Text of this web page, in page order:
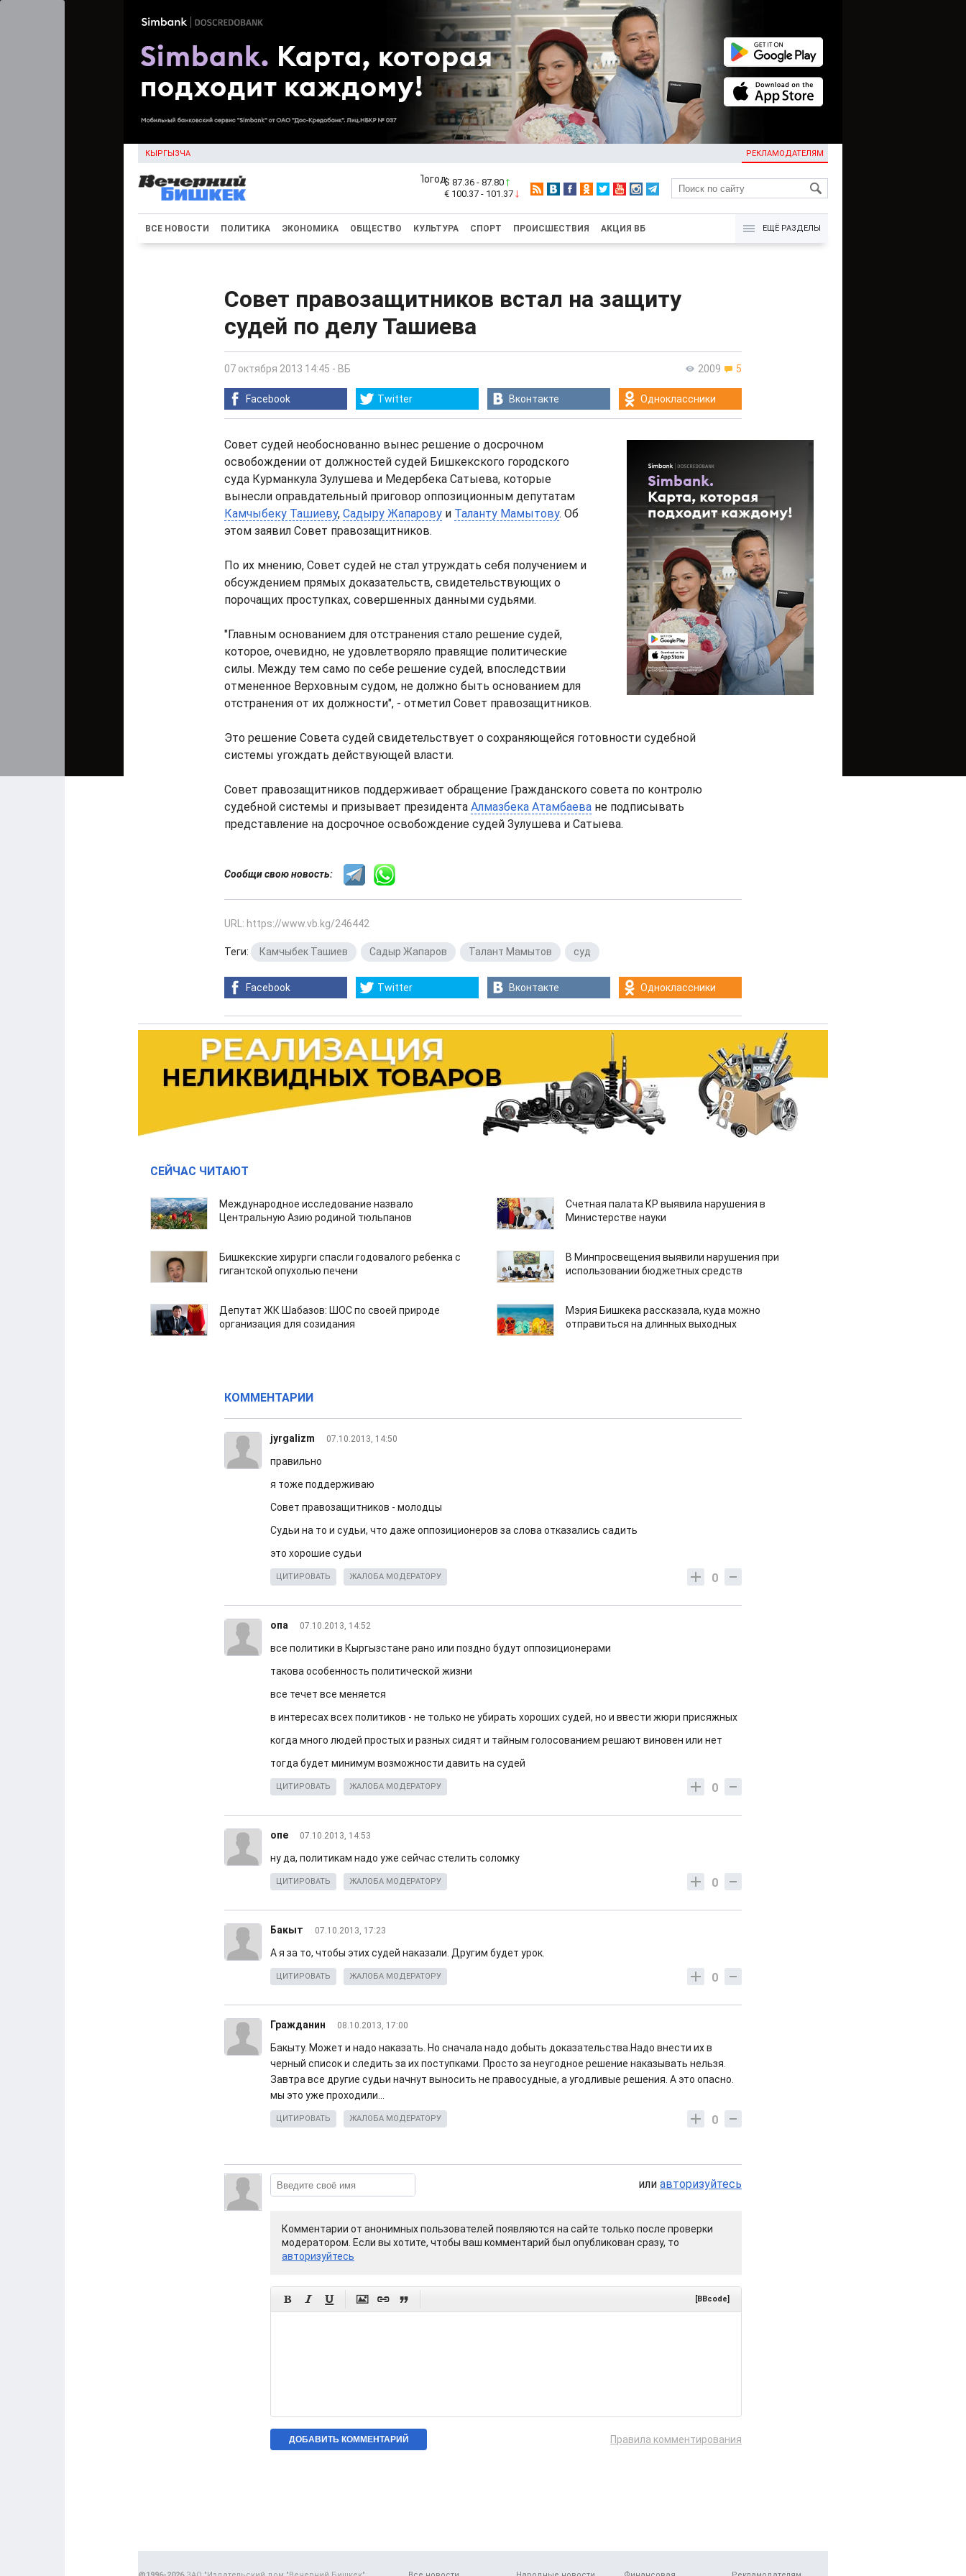
КЫРГЫЗЧА РЕКЛАМОДАТЕЛЯМ
KG
$ 87.36 - 87.80
€ 100.37 - 101.37
ВСЕ НОВОСТИ ПОЛИТИКА ЭКОНОМИКА ОБЩЕСТВО КУЛЬТУРА СПОРТ ПРОИСШЕСТВИЯ АКЦИЯ ВБ ЕЩЁ РАЗДЕЛЫ
Совет правозащитников встал на защиту
судей по делу Ташиева
2009 5
07 октября 2013 14:45 - ВБ
Facebook Twitter Вконтакте Одноклассники
Совет судей необоснованно вынес решение о досрочном
освобождении от должностей судей Бишкекского городского
суда Курманкула Зулушева и Медербека Сатыева, которые
вынесли оправдательный приговор оппозиционным депутатам
Камчыбеку Ташиеву, Садыру Жапарову и Таланту Мамытову. Об
этом заявил Совет правозащитников.
По их мнению, Совет судей не стал утруждать себя получением и
обсуждением прямых доказательств, свидетельствующих о
порочащих проступках, совершенных данными судьями.
"Главным основанием для отстранения стало решение судей,
которое, очевидно, не удовлетворяло правящие политические
силы. Между тем само по себе решение судей, впоследствии
отмененное Верховным судом, не должно быть основанием для
отстранения от их должности", - отметил Совет правозащитников.
Это решение Совета судей свидетельствует о сохраняющейся готовности судебной
системы угождать действующей власти.
Совет правозащитников поддерживает обращение Гражданского совета по контролю
судебной системы и призывает президента Алмазбека Атамбаева не подписывать
представление на досрочное освобождение судей Зулушева и Сатыева.
Сообщи свою новость:
URL: https://www.vb.kg/246442
Теги: Камчыбек Ташиев Садыр Жапаров Талант Мамытов суд
Facebook Twitter Вконтакте Одноклассники
СЕЙЧАС ЧИТАЮТ
Международное исследование назвало
Центральную Азию родиной тюльпанов
Счетная палата КР выявила нарушения в
Министерстве науки
Бишкекские хирурги спасли годовалого ребенка с
гигантской опухолью печени
В Минпросвещения выявили нарушения при
использовании бюджетных средств
Депутат ЖК Шабазов: ШОС по своей природе
организация для созидания
Мэрия Бишкека рассказала, куда можно
отправиться на длинных выходных
КОММЕНТАРИИ
jyrgalizm 07.10.2013, 14:50
правильно
я тоже поддерживаю
Совет правозащитников - молодцы
Судьи на то и судьи, что даже оппозиционеров за слова отказались садить
это хорошие судьи
0
ЦИТИРОВАТЬ ЖАЛОБА МОДЕРАТОРУ
опа 07.10.2013, 14:52
все политики в Кыргызстане рано или поздно будут оппозиционерами
такова особенность политической жизни
все течет все меняется
в интересах всех политиков - не только не убирать хороших судей, но и ввести жюри присяжных
когда много людей простых и разных сидят и тайным голосованием решают виновен или нет
тогда будет минимум возможности давить на судей
0
ЦИТИРОВАТЬ ЖАЛОБА МОДЕРАТОРУ
опе 07.10.2013, 14:53
ну да, политикам надо уже сейчас стелить соломку
0
ЦИТИРОВАТЬ ЖАЛОБА МОДЕРАТОРУ
Бакыт 07.10.2013, 17:23
А я за то, чтобы этих судей наказали. Другим будет урок.
0
ЦИТИРОВАТЬ ЖАЛОБА МОДЕРАТОРУ
Гражданин 08.10.2013, 17:00
Бакыту. Может и надо наказать. Но сначала надо добыть доказательства.Надо внести их в
черный список и следить за их поступками. Просто за неугодное решение наказывать нельзя.
Завтра все другие судьи начнут выносить не правосудные, а угодливые решения. А это опасно.
мы это уже проходили...
0
ЦИТИРОВАТЬ ЖАЛОБА МОДЕРАТОРУ
или авторизуйтесь
Комментарии от анонимных пользователей появляются на сайте только после проверки
модератором. Если вы хотите, чтобы ваш комментарий был опубликован сразу, то
авторизуйтесь
      [BBcode]
Правила комментирования